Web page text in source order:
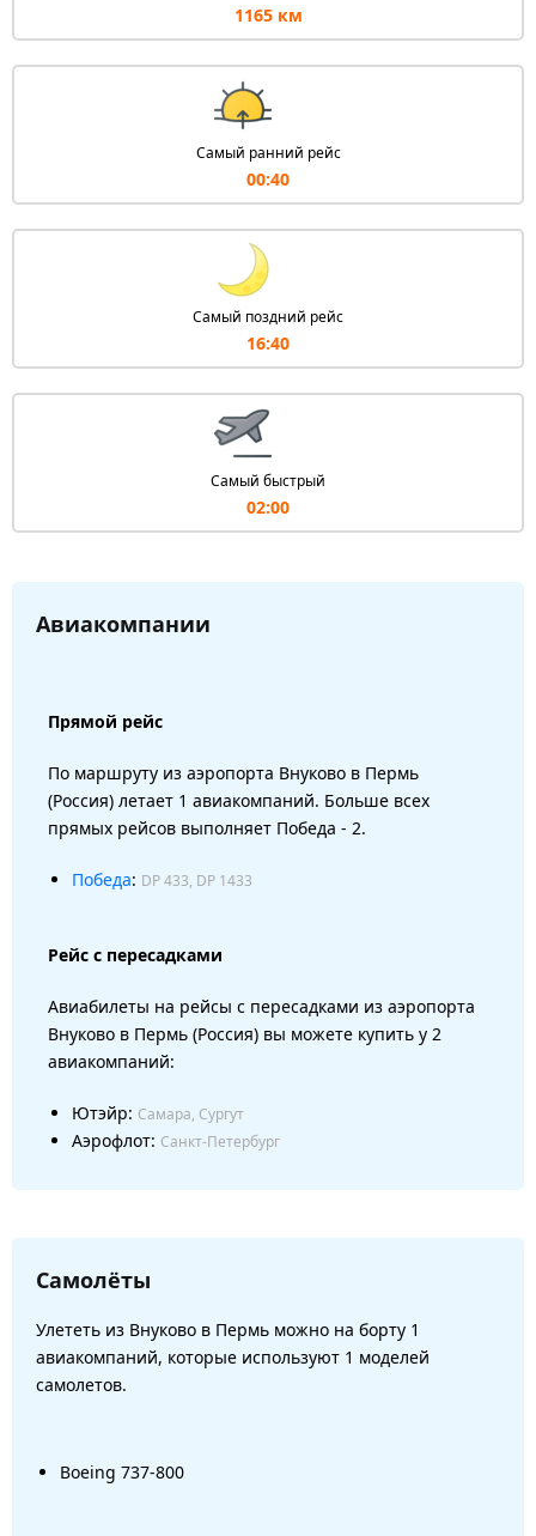
1165 км
Самый ранний рейс
00:40
Самый поздний рейс
16:40
Самый быстрый
02:00
Авиакомпании
Прямой рейс
По маршруту из аэропорта Внуково в Пермь
(Россия) летает 1 авиакомпаний. Больше всех
прямых рейсов выполняет Победа - 2.
Победа: DP 433, DP 1433
Рейс с пересадками
Авиабилеты на рейсы с пересадками из аэропорта
Внуково в Пермь (Россия) вы можете купить у 2
авиакомпаний:
Ютэйр: Самара, Сургут
Аэрофлот: Санкт-Петербург
Самолёты
Улететь из Внуково в Пермь можно на борту 1
авиакомпаний, которые используют 1 моделей
самолетов.
Boeing 737-800